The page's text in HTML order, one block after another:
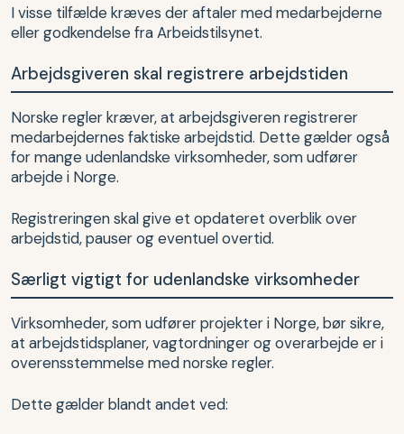
I visse tilfælde kræves der aftaler med medarbejderne
eller godkendelse fra Arbeidstilsynet.
Arbejdsgiveren skal registrere arbejdstiden
Norske regler kræver, at arbejdsgiveren registrerer
medarbejdernes faktiske arbejdstid. Dette gælder også
for mange udenlandske virksomheder, som udfører
arbejde i Norge.
Registreringen skal give et opdateret overblik over
arbejdstid, pauser og eventuel overtid.
Særligt vigtigt for udenlandske virksomheder
Virksomheder, som udfører projekter i Norge, bør sikre,
at arbejdstidsplaner, vagtordninger og overarbejde er i
overensstemmelse med norske regler.
Dette gælder blandt andet ved: